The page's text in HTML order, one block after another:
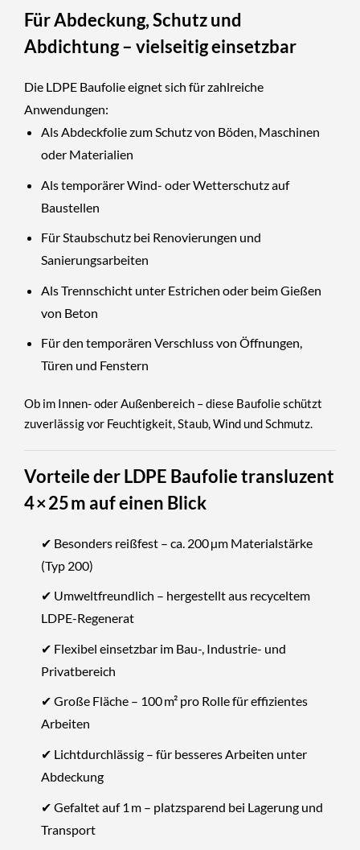
Für Abdeckung, Schutz und
Abdichtung – vielseitig einsetzbar
Die LDPE Baufolie eignet sich für zahlreiche
Anwendungen:
Als Abdeckfolie zum Schutz von Böden, Maschinen
oder Materialien
Als temporärer Wind- oder Wetterschutz auf
Baustellen
Für Staubschutz bei Renovierungen und
Sanierungsarbeiten
Als Trennschicht unter Estrichen oder beim Gießen
von Beton
Für den temporären Verschluss von Öffnungen,
Türen und Fenstern
Ob im Innen- oder Außenbereich – diese Baufolie schützt
zuverlässig vor Feuchtigkeit, Staub, Wind und Schmutz.
Vorteile der LDPE Baufolie transluzent
4 × 25 m auf einen Blick
✔ Besonders reißfest – ca. 200 µm Materialstärke
(Typ 200)
✔ Umweltfreundlich – hergestellt aus recyceltem
LDPE-Regenerat
✔ Flexibel einsetzbar im Bau-, Industrie- und
Privatbereich
✔ Große Fläche – 100 m² pro Rolle für effizientes
Arbeiten
✔ Lichtdurchlässig – für besseres Arbeiten unter
Abdeckung
✔ Gefaltet auf 1 m – platzsparend bei Lagerung und
Transport